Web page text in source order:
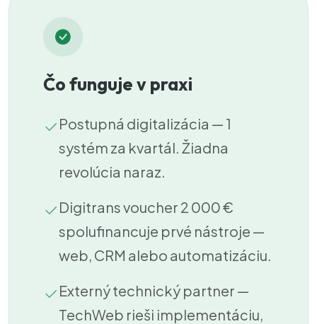
Čo funguje v praxi
Postupná digitalizácia — 1
systém za kvartál. Žiadna
revolúcia naraz.
Digitrans voucher 2 000 €
spolufinancuje prvé nástroje —
web, CRM alebo automatizáciu.
Externý technický partner —
TechWeb rieši implementáciu,